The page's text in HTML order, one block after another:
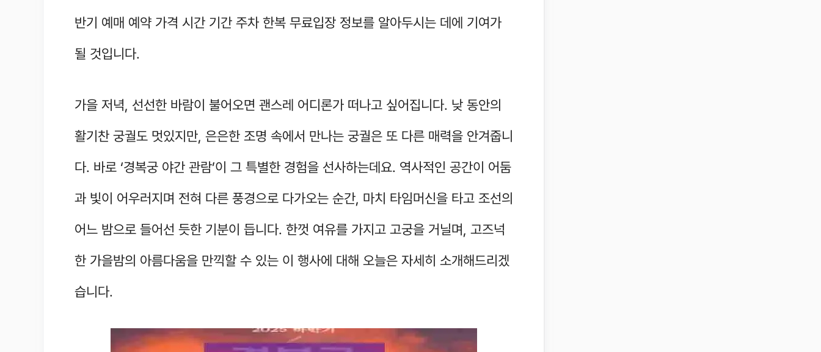
반기 예매 예약 가격 시간 기간 주차 한복 무료입장 정보를 알아두시는 데에 기여가
될 것입니다.
가을 저녁, 선선한 바람이 불어오면 괜스레 어디론가 떠나고 싶어집니다. 낮 동안의
활기찬 궁궐도 멋있지만, 은은한 조명 속에서 만나는 궁궐은 또 다른 매력을 안겨줍니
다. 바로 ‘경복궁 야간 관람’이 그 특별한 경험을 선사하는데요. 역사적인 공간이 어둠
과 빛이 어우러지며 전혀 다른 풍경으로 다가오는 순간, 마치 타임머신을 타고 조선의
어느 밤으로 들어선 듯한 기분이 듭니다. 한껏 여유를 가지고 고궁을 거닐며, 고즈넉
한 가을밤의 아름다움을 만끽할 수 있는 이 행사에 대해 오늘은 자세히 소개해드리겠
습니다.